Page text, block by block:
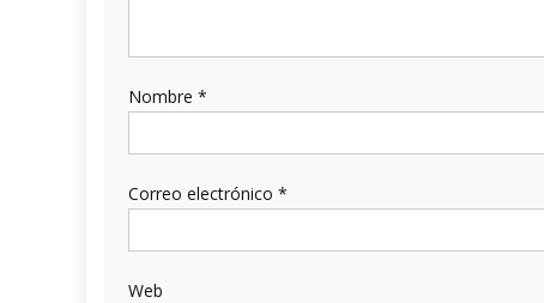
Nombre *
Correo electrónico *
Web